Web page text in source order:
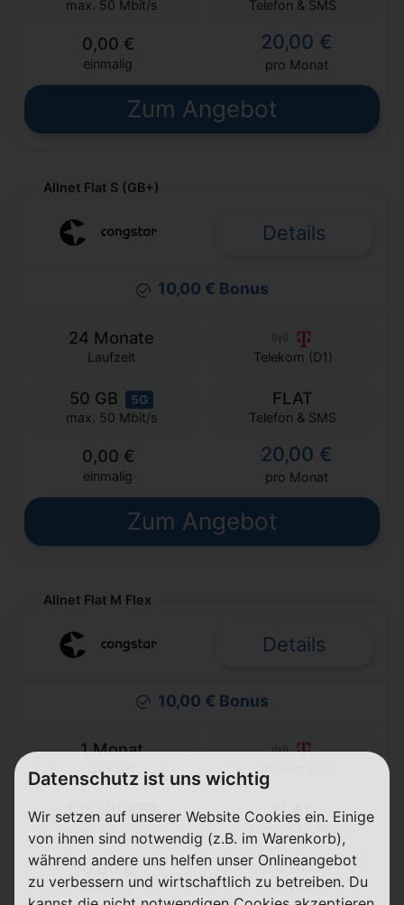
max. 50 Mbit/s Telefon & SMS
0,00 €
einmalig
20,00 €
pro Monat
Zum Angebot
Allnet Flat S (GB+)
Details
10,00 € Bonus
24 Monate
Laufzeit Telekom (D1)
50 GB 5G
max. 50 Mbit/s
FLAT
Telefon & SMS
0,00 €
einmalig
20,00 €
pro Monat
Zum Angebot
Allnet Flat M Flex
Details
10,00 € Bonus
1 Monat
Laufzeit Telekom (D1)
125 GB 5G
max. 50 Mbit/s
FLAT
0,00 €
einmalig
24,00 €
pro Monat
Datenschutz ist uns wichtig
Wir setzen auf unserer Website Cookies ein. Einige
von ihnen sind notwendig (z.B. im Warenkorb),
während andere uns helfen unser Onlineangebot
zu verbessern und wirtschaftlich zu betreiben. Du